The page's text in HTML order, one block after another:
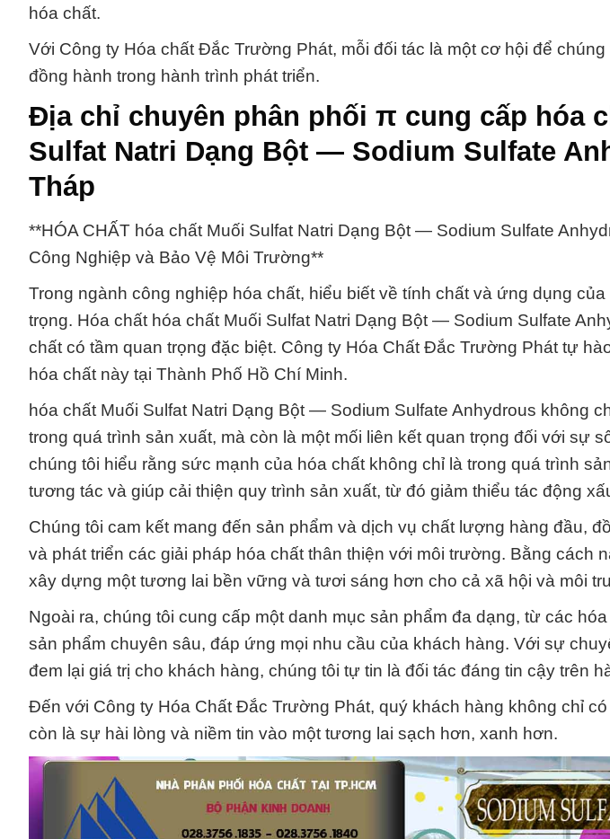
hóa chất.
Với Công ty Hóa chất Đắc Trường Phát, mỗi đối tác là một cơ hội để
đồng hành trong hành trình phát triển.
Địa chỉ chuyên phân phối π cung cấp hóa
Sulfat Natri Dạng Bột — Sodium Sulfate
Tháp
**HÓA CHẤT hóa chất Muối Sulfat Natri Dạng Bột — Sodium Sulfate
Công Nghiệp và Bảo Vệ Môi Trường**
Trong ngành công nghiệp hóa chất, hiểu biết về tính chất và ứng dụng
trọng. Hóa chất hóa chất Muối Sulfat Natri Dạng Bột — Sodium Sulfate
chất có tầm quan trọng đặc biệt. Công ty Hóa Chất Đắc Trường Phát tự
hóa chất này tại Thành Phố Hồ Chí Minh.
hóa chất Muối Sulfat Natri Dạng Bột — Sodium Sulfate Anhydrous không
trong quá trình sản xuất, mà còn là một mối liên kết quan trọng đối với sự
chúng tôi hiểu rằng sức mạnh của hóa chất không chỉ là trong quá trình
tương tác và giúp cải thiện quy trình sản xuất, từ đó giảm thiểu tác động
Chúng tôi cam kết mang đến sản phẩm và dịch vụ chất lượng hàng đầu,
và phát triển các giải pháp hóa chất thân thiện với môi trường. Bằng cách
xây dựng một tương lai bền vững và tươi sáng hơn cho cả xã hội và môi
Ngoài ra, chúng tôi cung cấp một danh mục sản phẩm đa dạng, từ các
sản phẩm chuyên sâu, đáp ứng mọi nhu cầu của khách hàng. Với sự
đem lại giá trị cho khách hàng, chúng tôi tự tin là đối tác đáng tin cậy trên
Đến với Công ty Hóa Chất Đắc Trường Phát, quý khách hàng không chỉ
còn là sự hài lòng và niềm tin vào một tương lai sạch hơn, xanh hơn.